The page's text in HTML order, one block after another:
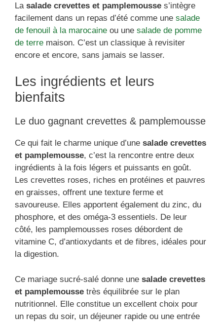
La salade crevettes et pamplemousse s’intègre
facilement dans un repas d’été comme une salade
de fenouil à la marocaine ou une salade de pomme
de terre maison. C’est un classique à revisiter
encore et encore, sans jamais se lasser.
Les ingrédients et leurs
bienfaits
Le duo gagnant crevettes & pamplemousse
Ce qui fait le charme unique d’une salade crevettes
et pamplemousse, c’est la rencontre entre deux
ingrédients à la fois légers et puissants en goût.
Les crevettes roses, riches en protéines et pauvres
en graisses, offrent une texture ferme et
savoureuse. Elles apportent également du zinc, du
phosphore, et des oméga-3 essentiels. De leur
côté, les pamplemousses roses débordent de
vitamine C, d’antioxydants et de fibres, idéales pour
la digestion.
Ce mariage sucré-salé donne une salade crevettes
et pamplemousse très équilibrée sur le plan
nutritionnel. Elle constitue un excellent choix pour
un repas du soir, un déjeuner rapide ou une entrée